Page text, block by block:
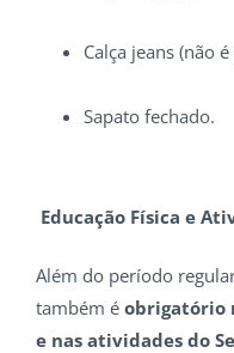
Calça jeans (não
Sapato fechado.
Educação Física e
Além do período
também é obrigatório
e nas atividades do